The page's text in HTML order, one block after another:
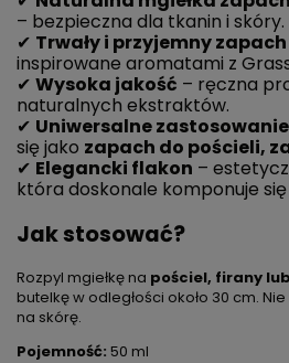
– bezpieczna dla tkanin i skóry.
✔ Trwały i przyjemny zapach
inspirowane aromatami z
✔ Wysoka jakość – ręczna
naturalnych ekstraktów.
✔ Uniwersalne zastosowanie
się jako zapach do pościeli,
✔ Elegancki flakon –
która doskonale komponuje
Jak stosować?
Rozpyl mgiełkę na pościel, firany
butelkę w odległości około 30 cm.
na skórę.
Pojemność: 50 ml